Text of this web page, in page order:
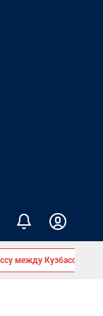
между Кузбассом и